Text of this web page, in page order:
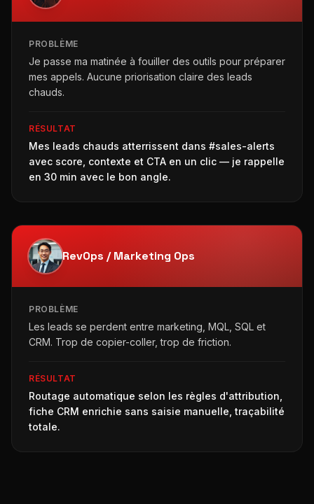
PROBLÈME
Je passe ma matinée à fouiller des outils pour préparer
mes appels. Aucune priorisation claire des leads
chauds.
RÉSULTAT
Mes leads chauds atterrissent dans #sales-alerts
avec score, contexte et CTA en un clic — je rappelle
en 30 min avec le bon angle.
RevOps / Marketing Ops
PROBLÈME
Les leads se perdent entre marketing, MQL, SQL et
CRM. Trop de copier-coller, trop de friction.
RÉSULTAT
Routage automatique selon les règles d'attribution,
fiche CRM enrichie sans saisie manuelle, traçabilité
totale.